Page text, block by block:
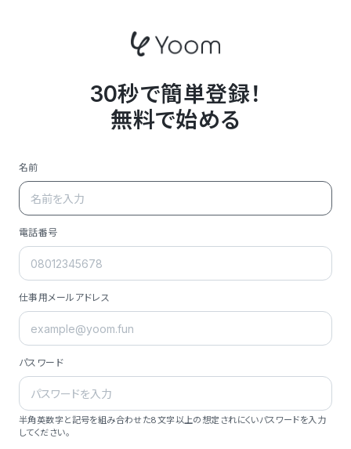
30秒で簡単登録！
無料で始める
名前
電話番号
仕事用メールアドレス
パスワード
半角英数字と記号を組み合わせた8文字以上の想定されにくいパスワードを入力
してください。